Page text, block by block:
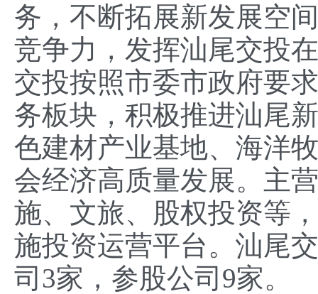
务，不断拓展新发展空
竞争力，发挥汕尾交投
交投按照市委市政府要
务板块，积极推进汕尾
色建材产业基地、海洋
会经济高质量发展。主
施、文旅、股权投资等
施投资运营平台。汕尾
司3家，参股公司9家。